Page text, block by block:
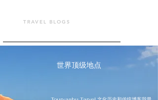
TRAVEL BLOGS
世界顶级地点